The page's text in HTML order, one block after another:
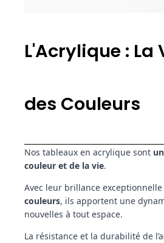
L'Acrylique :
des Couleurs
Nos tableaux en acrylique sont
couleur et de la vie.
Avec leur brillance
couleurs, ils apportent une
nouvelles à tout espace.
La résistance et la durabilité de